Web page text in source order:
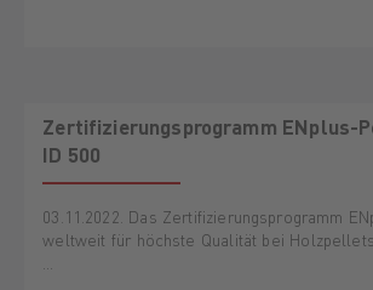
Zertifizierungsprogramm ENplus-
ID 500
03.11.2022. Das Zertifizierungsprogramm
weltweit für höchste Qualität bei
…